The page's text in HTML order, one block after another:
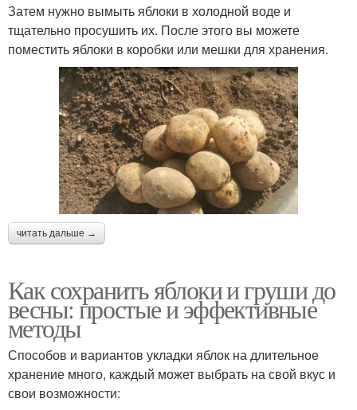
Затем нужно вымыть яблоки в холодной воде и
тщательно просушить их. После этого вы можете
поместить яблоки в коробки или мешки для хранения.
читать дальше →
Как сохранить яблоки и груши до
весны: простые и эффективные
методы
Способов и вариантов укладки яблок на длительное
хранение много, каждый может выбрать на свой вкус и
свои возможности: